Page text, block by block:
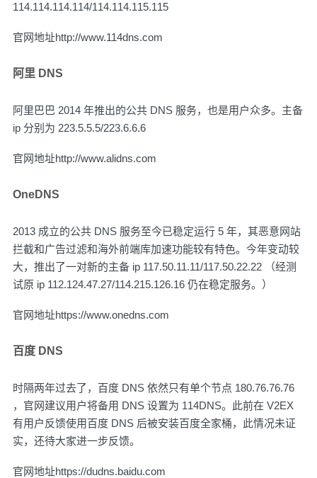
114.114.114.114/114.114.115.115
官网地址http://www.114dns.com
阿里 DNS
阿里巴巴 2014 年推出的公共 DNS 服务，也是用户众多。主备
ip 分别为 223.5.5.5/223.6.6.6
官网地址http://www.alidns.com
OneDNS
2013 成立的公共 DNS 服务至今已稳定运行 5 年，其恶意网站
拦截和广告过滤和海外前端库加速功能较有特色。今年变动较
大，推出了一对新的主备 ip 117.50.11.11/117.50.22.22 （经测
试原 ip 112.124.47.27/114.215.126.16 仍在稳定服务。）
官网地址https://www.onedns.com
百度 DNS
时隔两年过去了，百度 DNS 依然只有单个节点 180.76.76.76
，官网建议用户将备用 DNS 设置为 114DNS。此前在 V2EX
有用户反馈使用百度 DNS 后被安装百度全家桶，此情况未证
实，还待大家进一步反馈。
官网地址https://dudns.baidu.com